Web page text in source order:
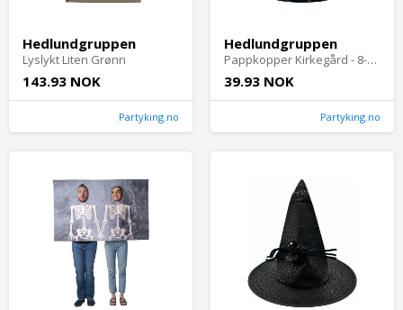
Hedlundgruppen
Lyslykt Liten Grønn
143.93 NOK
Partyking.no
Hedlundgruppen
Pappkopper Kirkegård - 8-pakning
39.93 NOK
Partyking.no